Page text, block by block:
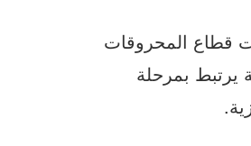
قطاع المحروقات
يرتبط بمرحلة